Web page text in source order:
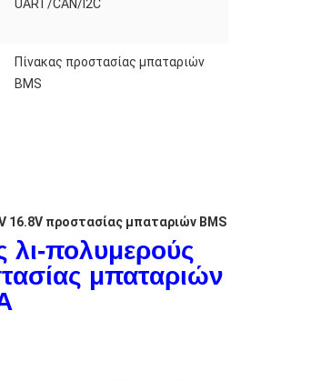
UART/CAN/I2C
Πίνακας προστασίας μπαταριών
BMS
16.8V προστασίας μπαταριών BMS
λι-πολυμερούς
μπαταριών